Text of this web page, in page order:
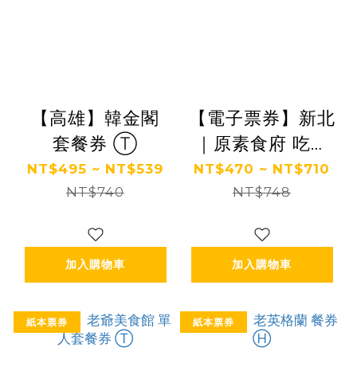
【高雄】韓金閣
套餐券 Ⓣ
NT$495 ~ NT$539
NT$740
加入購物車
【電子票券】新北
｜原素食府 吃到
飽餐券 Ⓜ
NT$470 ~ NT$710
NT$748
加入購物車
紙本票券 紙本票券